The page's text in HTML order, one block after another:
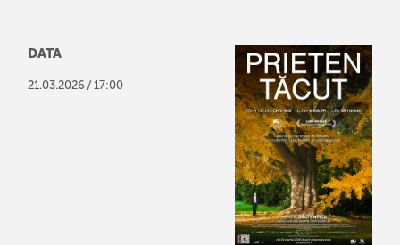
DATA
21 .03.2026 / 17:00